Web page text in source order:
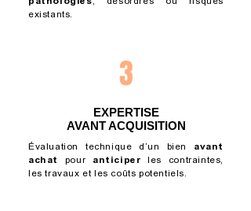
existants.
3
EXPERTISE
AVANT ACQUISITION
Évaluation technique d’un bien avant
achat
pour anticiper les contraintes,
les travaux et les coûts potentiels.